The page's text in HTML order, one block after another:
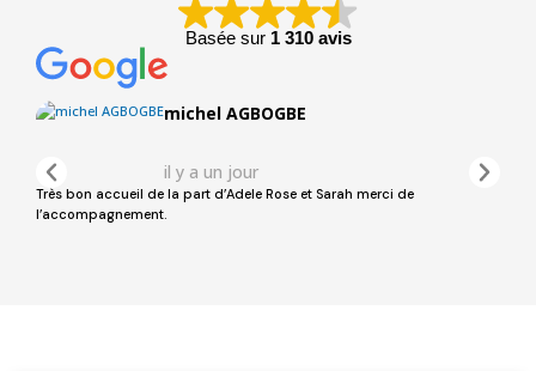
Basée sur 1 310 avis
michel AGBOGBE
il y a un jour
Très bon accueil de la part d’Adele Rose et Sarah merci de
l’accompagnement.